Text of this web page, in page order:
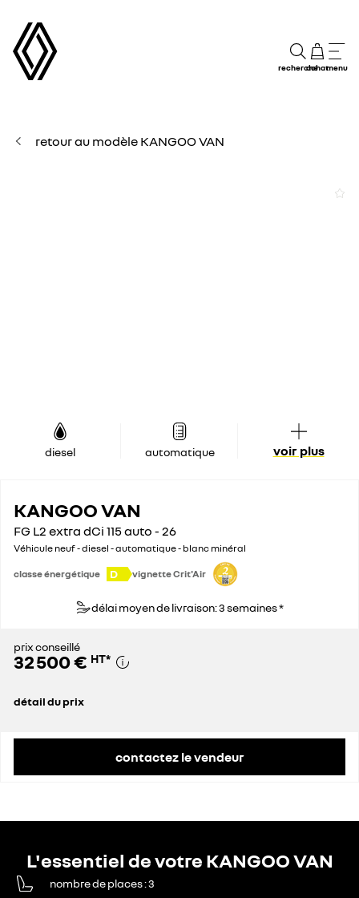
rechercheachatmenu
retour au modèle KANGOO VAN
diesel automatique voir plus
KANGOO VAN
FG L2 extra dCi 115 auto - 26
Véhicule neuf - diesel - automatique - blanc minéral
classe énergétique D vignette Crit'Air
délai moyen de livraison: 3 semaines *
prix conseillé
32 500 € HT*
détail du prix
contactez le vendeur
L'essentiel de votre KANGOO VAN
nombre de places 3